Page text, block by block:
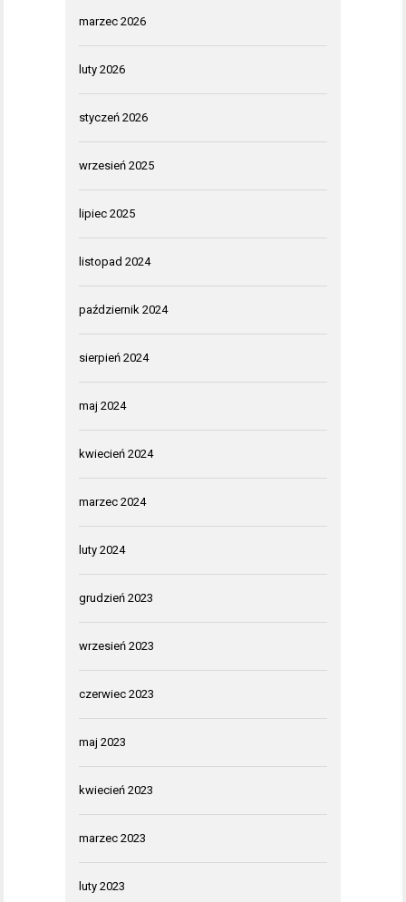
marzec 2026
luty 2026
styczeń 2026
wrzesień 2025
lipiec 2025
listopad 2024
październik 2024
sierpień 2024
maj 2024
kwiecień 2024
marzec 2024
luty 2024
grudzień 2023
wrzesień 2023
czerwiec 2023
maj 2023
kwiecień 2023
marzec 2023
luty 2023